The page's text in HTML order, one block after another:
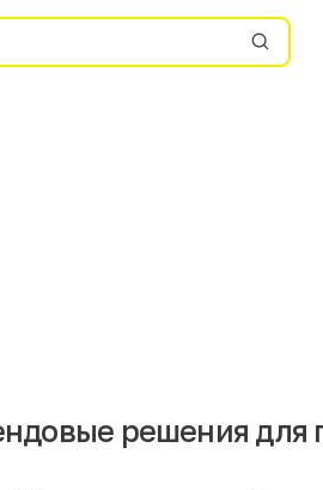
решения для